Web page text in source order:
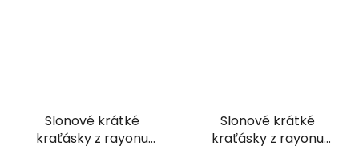
Slonové krátké
kraťásky z rayonu
Slonové krátké
kraťásky z rayonu